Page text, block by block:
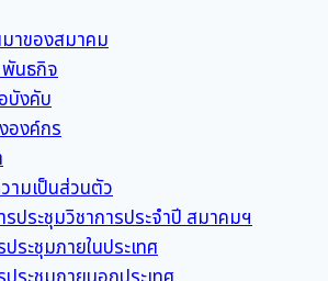
าของสมาคม
นธกิจ
บังคับ
องค์กร
ามเป็นส่วนตัว
ประชุมวิชาการประจำปี สมาคมฯ
ประชุมภายในประเทศ